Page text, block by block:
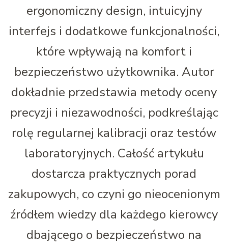
ergonomiczny design, intuicyjny
interfejs i dodatkowe funkcjonalności,
które wpływają na komfort i
bezpieczeństwo użytkownika. Autor
dokładnie przedstawia metody oceny
precyzji i niezawodności, podkreślając
rolę regularnej kalibracji oraz testów
laboratoryjnych. Całość artykułu
dostarcza praktycznych porad
zakupowych, co czyni go nieocenionym
źródłem wiedzy dla każdego kierowcy
dbającego o bezpieczeństwo na